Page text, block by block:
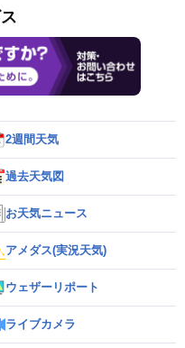
2週間天気
過去天気図
お天気ニュース
アメダス(実況天気)
ウェザーリポート
ライブカメラ